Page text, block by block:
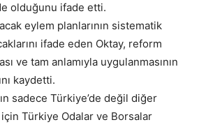
olduğunu ifade etti.
eylem planlarının sistematik
ifade eden Oktay, reform
ve tam anlamıyla uygulanmasının
kaydetti.
sadece Türkiye’de değil diğer
için Türkiye Odalar ve Borsalar